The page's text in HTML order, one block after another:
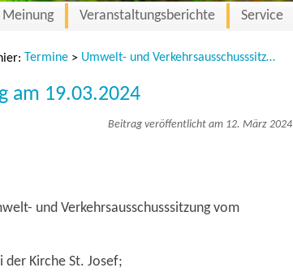
Meinung Veranstaltungsberichte Service
Termine > Umwelt- und Verkehrsausschusssitzung am 19.03.2024
am 19.03.2024
Beitrag veröffentlicht am 12. März 2024
und Verkehrsausschusssitzung vom
Kirche St. Josef;